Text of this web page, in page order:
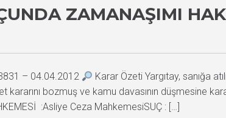
ZAMANAŞIMI
– 04.04.2012
Karar Özeti Yargıtay, sanığa
bozmuş ve kamu davasının düşmesine
:Asliye Ceza MahkemesiSUÇ : […]